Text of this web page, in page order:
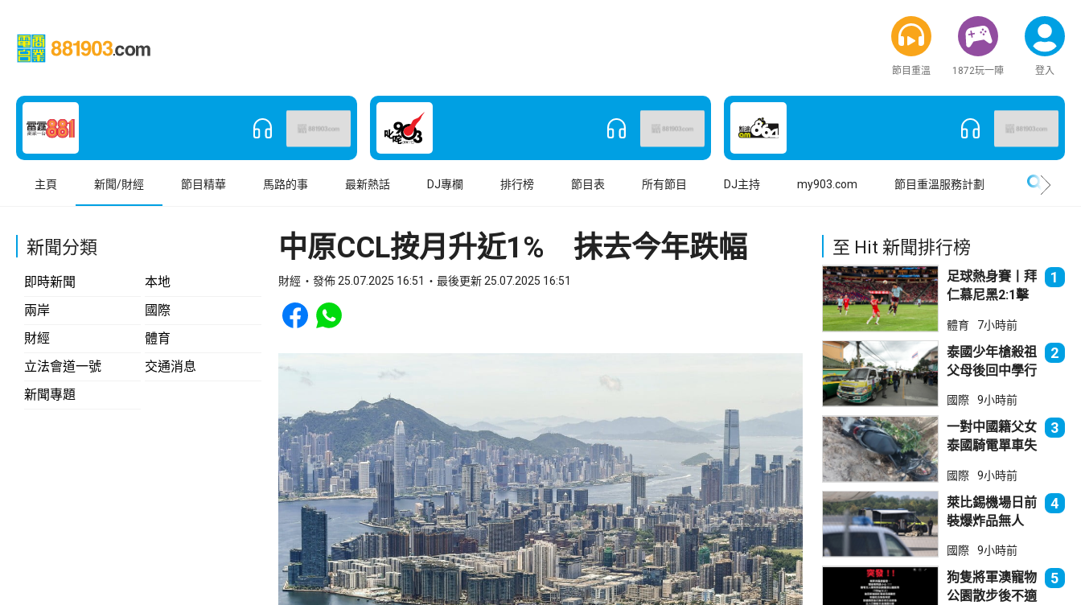
節目重溫 1872玩一陣 登入
主頁 新聞/財經 節目精華 馬路的事 最新熱話 DJ專欄 排行榜 節目表 所有節目 DJ主持 my903.com 節目重溫服務計劃
新聞分類
即時新聞
本地
兩岸
國際
財經
體育
立法會道一號
交通消息
新聞專題
中原CCL按月升近1% 抹去今年跌幅
財經 發佈 25.07.2025 16:51 最後更新 25.07.2025 16:51
Share to Facebook
Share to WhatsApp
至 Hit 新聞排行榜
足球熱身賽丨拜
仁慕尼黑2:1擊
1
體育 7小時前
泰國少年槍殺祖
父母後回中學行
死23傷
2
國際 9小時前
一對中國籍父女
泰國騎電單車失
傷
3
國際 9小時前
萊比錫機場日前
裝爆炸品無人
發現再踢落
4
國際 9小時前
狗隻將軍澳寵物
公園散步後不適
5